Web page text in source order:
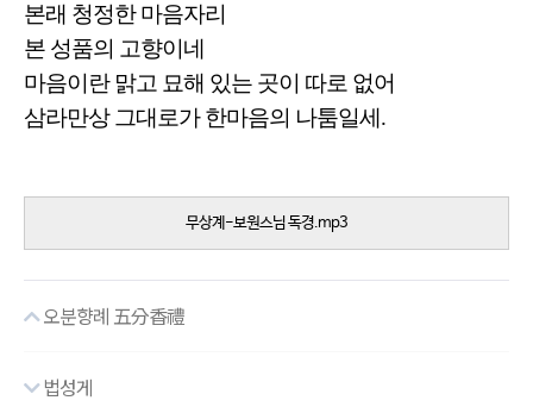
본래 청정한 마음자리
본 성품의 고향이네
마음이란 맑고 묘해 있는 곳이 따로 없어
삼라만상 그대로가 한마음의 나툼일세.
무상계-보원스님 독경.mp3
오분향례 五分香禮
법성게